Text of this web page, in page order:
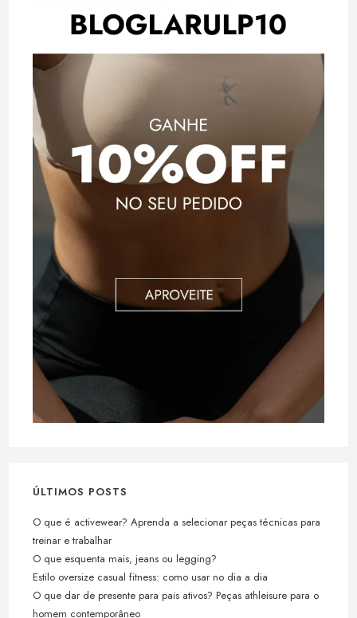
ÚLTIMOS POSTS
O que é activewear? Aprenda a selecionar peças técnicas para
treinar e trabalhar
O que esquenta mais, jeans ou legging?
Estilo oversize casual fitness: como usar no dia a dia
O que dar de presente para pais ativos? Peças athleisure para o
homem contemporâneo